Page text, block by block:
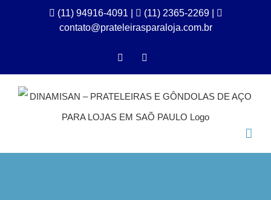
(11) 94916-4091
(11) 2365-2269 |
contato@prateleirasparaloja.com.br
Facebook